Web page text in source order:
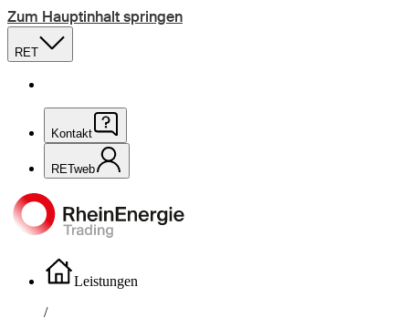
Zum Hauptinhalt springen
RET
Kontakt
RETweb
Leistungen
/